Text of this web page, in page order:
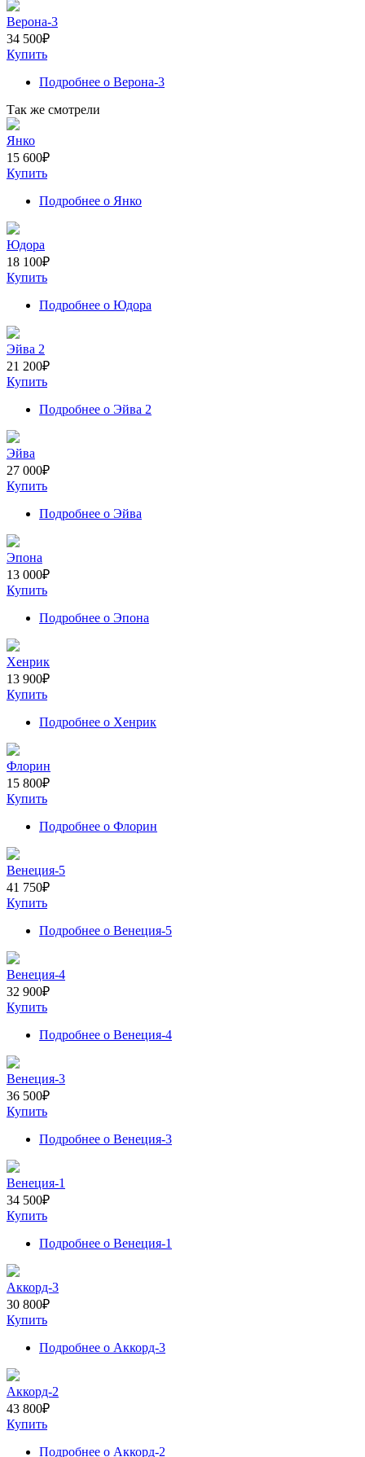
Верона-3
34 500₽
Купить
Подробнее о Верона-3
Так же смотрели
Янко
15 600₽
Купить
Подробнее о Янко
Юдора
18 100₽
Купить
Подробнее о Юдора
Эйва 2
21 200₽
Купить
Подробнее о Эйва 2
Эйва
27 000₽
Купить
Подробнее о Эйва
Эпона
13 000₽
Купить
Подробнее о Эпона
Хенрик
13 900₽
Купить
Подробнее о Хенрик
Флорин
15 800₽
Купить
Подробнее о Флорин
Венеция-5
41 750₽
Купить
Подробнее о Венеция-5
Венеция-4
32 900₽
Купить
Подробнее о Венеция-4
Венеция-3
36 500₽
Купить
Подробнее о Венеция-3
Венеция-1
34 500₽
Купить
Подробнее о Венеция-1
Аккорд-3
30 800₽
Купить
Подробнее о Аккорд-3
Аккорд-2
43 800₽
Купить
Подробнее о Аккорд-2